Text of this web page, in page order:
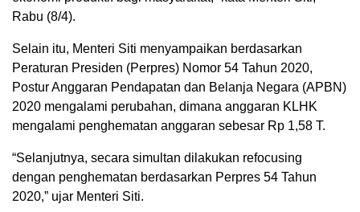
Rabu (8/4).
Selain itu, Menteri Siti menyampaikan berdasarkan
Peraturan Presiden (Perpres) Nomor 54 Tahun 2020,
Postur Anggaran Pendapatan dan Belanja Negara (APBN)
2020 mengalami perubahan, dimana anggaran KLHK
mengalami penghematan anggaran sebesar Rp 1,58 T.
“Selanjutnya, secara simultan dilakukan refocusing
dengan penghematan berdasarkan Perpres 54 Tahun
2020,” ujar Menteri Siti.